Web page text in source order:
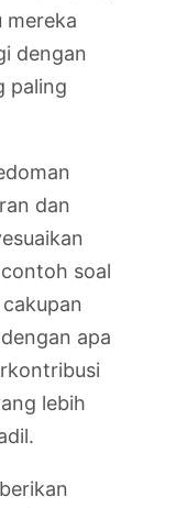
mereka
dengan
paling
dan
soal
apa
lebih